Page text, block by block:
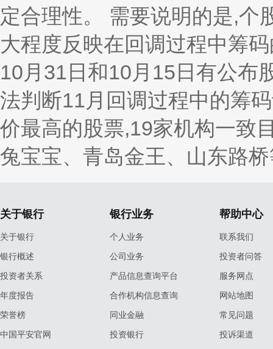
定合理性。 需要说明的是,个
大程度反映在回调过程中筹
10月31日和10月15日有公布
法判断11月回调过程中的筹
价最高的股票,19家机构一致
兔宝宝、青岛金王、山东路
关于银行
关于银行
银行概述
投资者关系
年度报告
荣誉榜
中国平安官网
银行业务
个人业务
公司业务
产品信息查询平台
合作机构信息查询
同业金融
投资银行
帮助中心
联系我们
投资者问答
服务网点
网站地图
常见问题
投诉渠道